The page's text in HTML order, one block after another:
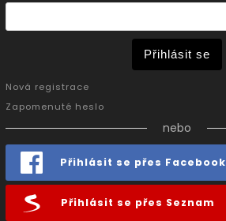
Přihlásit se
Nová registrace
Zapomenuté heslo
nebo
Přihlásit se přes Facebook
Přihlásit se přes Seznam